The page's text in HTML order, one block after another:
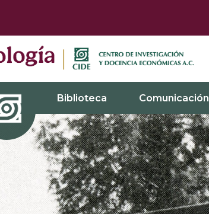
Biblioteca Comunicación